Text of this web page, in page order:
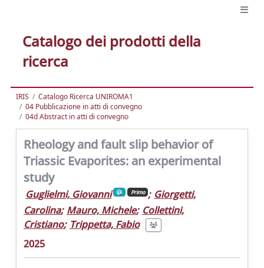
Catalogo dei prodotti della
ricerca
IRIS
Catalogo Ricerca UNIROMA1
04 Pubblicazione in atti di convegno
04d Abstract in atti di convegno
Rheology and fault slip behavior of
Triassic Evaporites: an experimental
study
Guglielmi, Giovanni Primo ; Giorgetti,
Carolina; Mauro, Michele; Collettini,
Cristiano; Trippetta, Fabio
2025